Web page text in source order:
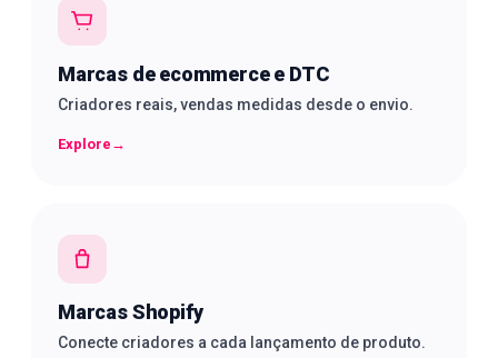
Marcas de ecommerce e DTC
Criadores reais, vendas medidas desde o envio.
Explore →
Marcas Shopify
Conecte criadores a cada lançamento de produto.